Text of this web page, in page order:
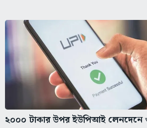
২০০০ টাকার উপর ইউপিআই